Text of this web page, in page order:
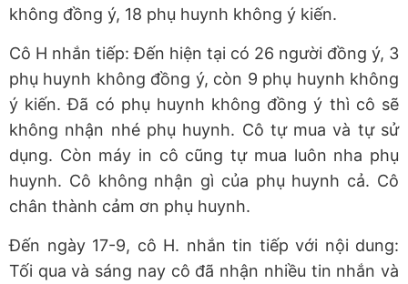
không đồng ý, 18 phụ huynh không ý kiến.
Cô H nhắn tiếp: Đến hiện tại có 26 người đồng ý, 3
phụ huynh không đồng ý, còn 9 phụ huynh không
ý kiến. Đã có phụ huynh không đồng ý thì cô sẽ
không nhận nhé phụ huynh. Cô tự mua và tự sử
dụng. Còn máy in cô cũng tự mua luôn nha phụ
huynh. Cô không nhận gì của phụ huynh cả. Cô
chân thành cảm ơn phụ huynh.
Đến ngày 17-9, cô H. nhắn tin tiếp với nội dung:
Tối qua và sáng nay cô đã nhận nhiều tin nhắn và